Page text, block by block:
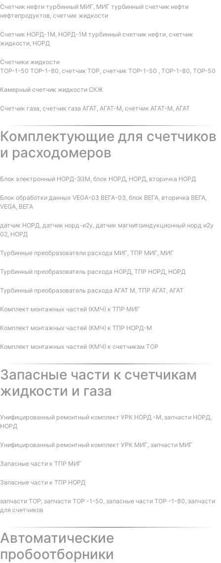
Счетчик нефти турбинный МИГ, МИГ турбинный счетчик нефти
нефтепродуктов, счетчик жидкости
Счетчик НОРД-1М, НОРД-1М турбинный счетчик нефти, счетчик
жидкости, НОРД
Счетчики жидкости
ТОР-1-50 ТОР-1-80, счетчик ТОР, счетчик ТОР-1-50 , ТОР-1-80, ТОР-50
Камерный счетчик жидкости СКЖ
Счетчик газа, счетчик газа АГАТ, АГАТ-М, счетчик АГАТ-М, АГАТ
Комплектующие для счетчиков
и расходомеров
Блок электронный НОРД-Э3М, блок НОРД, НОРД, вторичка НОРД
Блок обработки данных VEGA-03 ВЕГА-03, блок ВЕГА, вторичка ВЕГА,
VEGA, ВЕГА
датчик НОРД, датчик норд-и2у, датчик магнитоиндукционный норд и2у
02, НОРД
Турбинные преобразователи расхода МИГ, ТПР МИГ, МИГ
Турбинный преобразователь расхода НОРД, ТПР НОРД, НОРД
Турбинный преобразователь расхода АГАТ М, ТПР АГАТ, АГАТ
Комплект монтажных частей (КМЧ) к ТПР МИГ
Комплект монтажных частей (КМЧ) к ТПР НОРД-М
Комплект монтажных частей (КМЧ) к счетчикам ТОР
Запасные части к счетчикам
жидкости и газа
Унифицированный ремонтный комплект УРК НОРД -М, запчасти НОРД,
НОРД
Унифицированный ремонтный комплект УРК МИГ, запчасти МИГ
Запасные части к ТПР МИГ
Запасные части к ТПР НОРД
запчасти ТОР, запчасти ТОР -1-50, запасные части ТОР -1-80, запчасти
для счетчиков
Автоматические
пробоотборники